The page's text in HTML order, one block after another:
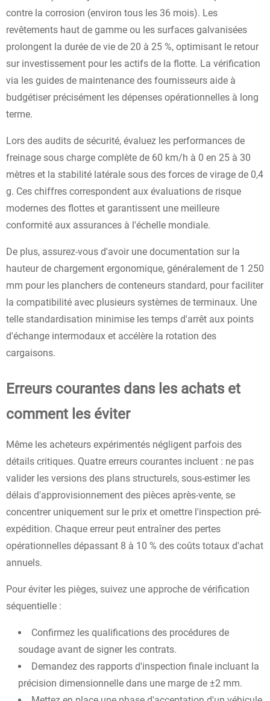
contre la corrosion (environ tous les 36 mois). Les
revêtements haut de gamme ou les surfaces galvanisées
prolongent la durée de vie de 20 à 25 %, optimisant le retour
sur investissement pour les actifs de la flotte. La vérification
via les guides de maintenance des fournisseurs aide à
budgétiser précisément les dépenses opérationnelles à long
terme.
Lors des audits de sécurité, évaluez les performances de
freinage sous charge complète de 60 km/h à 0 en 25 à 30
mètres et la stabilité latérale sous des forces de virage de 0,4
g. Ces chiffres correspondent aux évaluations de risque
modernes des flottes et garantissent une meilleure
conformité aux assurances à l'échelle mondiale.
De plus, assurez-vous d'avoir une documentation sur la
hauteur de chargement ergonomique, généralement de 1 250
mm pour les planchers de conteneurs standard, pour faciliter
la compatibilité avec plusieurs systèmes de terminaux. Une
telle standardisation minimise les temps d'arrêt aux points
d'échange intermodaux et accélère la rotation des
cargaisons.
Erreurs courantes dans les achats et
comment les éviter
Même les acheteurs expérimentés négligent parfois des
détails critiques. Quatre erreurs courantes incluent : ne pas
valider les versions des plans structurels, sous-estimer les
délais d'approvisionnement des pièces après-vente, se
concentrer uniquement sur le prix et omettre l'inspection pré-
expédition. Chaque erreur peut entraîner des pertes
opérationnelles dépassant 8 à 10 % des coûts totaux d'achat
annuels.
Pour éviter les pièges, suivez une approche de vérification
séquentielle :
Confirmez les qualifications des procédures de
soudage avant de signer les contrats.
Demandez des rapports d'inspection finale incluant la
précision dimensionnelle dans une marge de ±2 mm.